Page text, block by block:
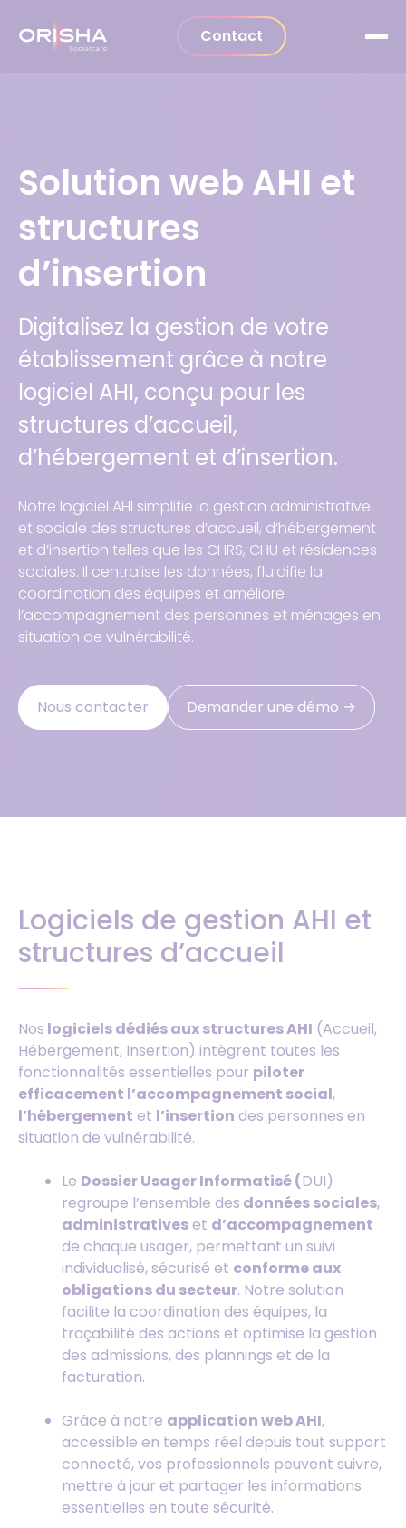
Contact
Solution web AHI et
structures
d’insertion
Digitalisez la gestion de votre
établissement grâce à notre
logiciel AHI, conçu pour les
structures d’accueil,
d’hébergement et d’insertion.
Notre logiciel AHI simplifie la gestion administrative
et sociale des structures d’accueil, d’hébergement
et d’insertion telles que les CHRS, CHU et résidences
sociales. Il centralise les données, fluidifie la
coordination des équipes et améliore
l’accompagnement des personnes et ménages en
situation de vulnérabilité.
Nous contacter Demander une démo →
Logiciels de gestion AHI et
structures d’accueil
Nos logiciels dédiés aux structures AHI (Accueil,
Hébergement, Insertion) intègrent toutes les
fonctionnalités essentielles pour piloter
efficacement l’accompagnement social,
l’hébergement et l’insertion des personnes en
situation de vulnérabilité.
Le Dossier Usager Informatisé (DUI)
regroupe l’ensemble des données sociales,
administrativeset d’accompagnement
de chaque usager, permettant un suivi
individualisé, sécurisé et conforme aux
obligations du secteur. Notre solution
facilite la coordination des équipes, la
traçabilité des actions et optimise la gestion
des admissions, des plannings et de la
facturation.
Grâce à notre application web AHI,
accessible en temps réel depuis tout support
connecté, vos professionnels peuvent suivre,
mettre à jour et partager les informations
essentielles en toute sécurité.